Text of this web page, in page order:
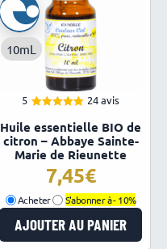
10mL
5
sur 5
24 avis
Huile essentielle BIO de
citron – Abbaye Sainte-
Marie de Rieunette
7,45
Acheter S'abonner à -10%
AJOUTER AU PANIER